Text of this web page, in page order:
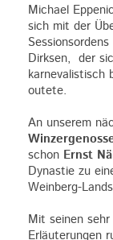
Michael
sich mit der
Dirksen, der
karnevalistisch
outete.
An unserem
schon Ernst
Dynastie zu
Weinberg-
Mit seinen
Erläuterungen